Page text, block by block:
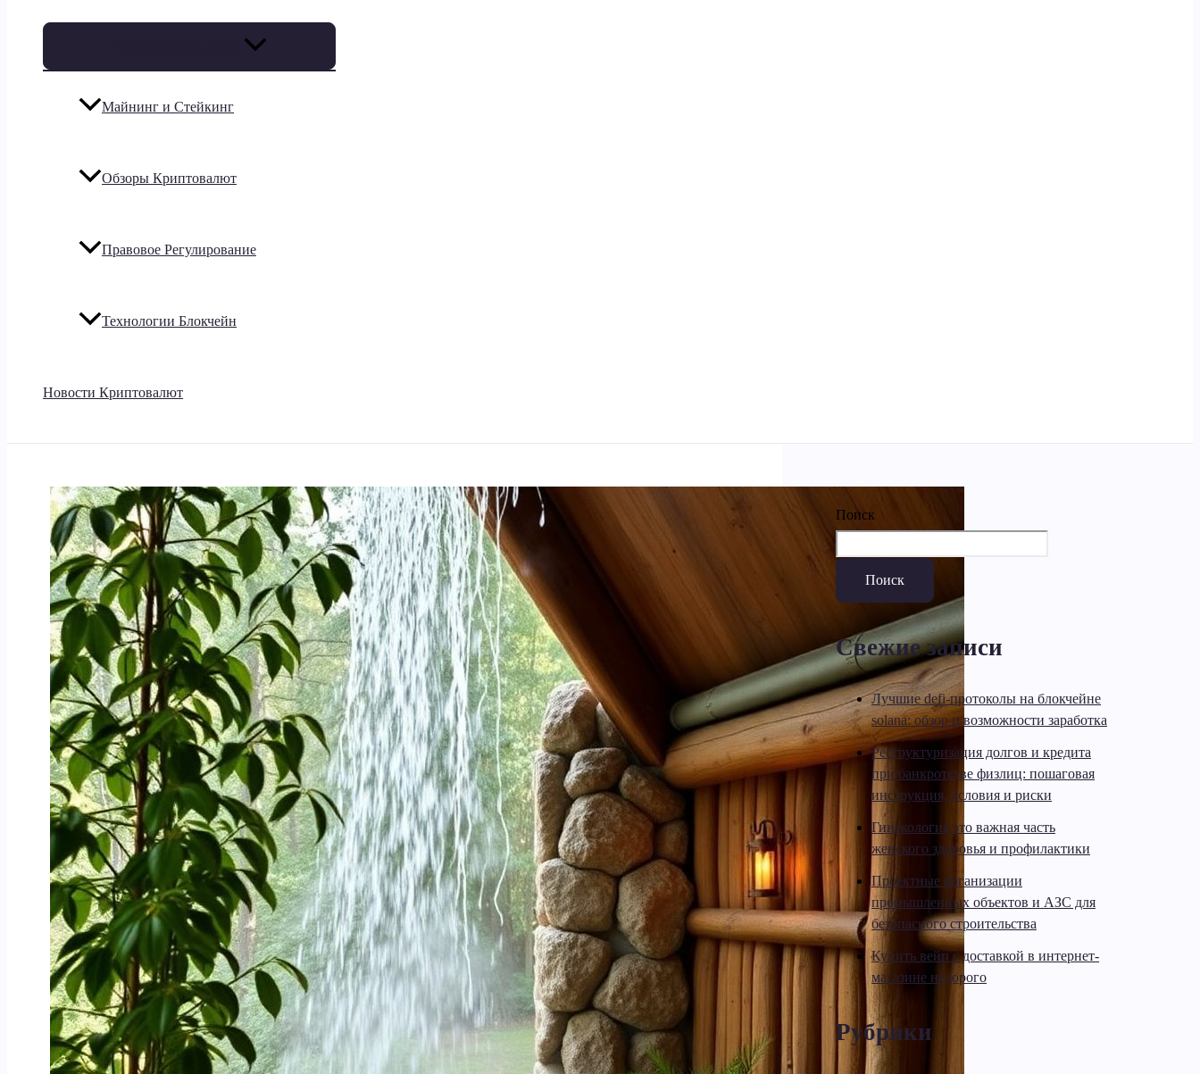
Майнинг и Стейкинг
Обзоры Криптовалют
Правовое Регулирование
Технологии Блокчейн
Новости Криптовалют
Поиск
Поиск
Свежие записи
Лучшие defi-протоколы на блокчейне
solana: обзор и возможности заработка
Реструктуризация долгов и кредита
при банкротстве физлиц: пошаговая
инструкция, условия и риски
Гинекология это важная часть
женского здоровья и профилактики
Проектные организации
промышленных объектов и АЗС для
безопасного строительства
Купить вейп с доставкой в интернет-
магазине недорого
Рубрики